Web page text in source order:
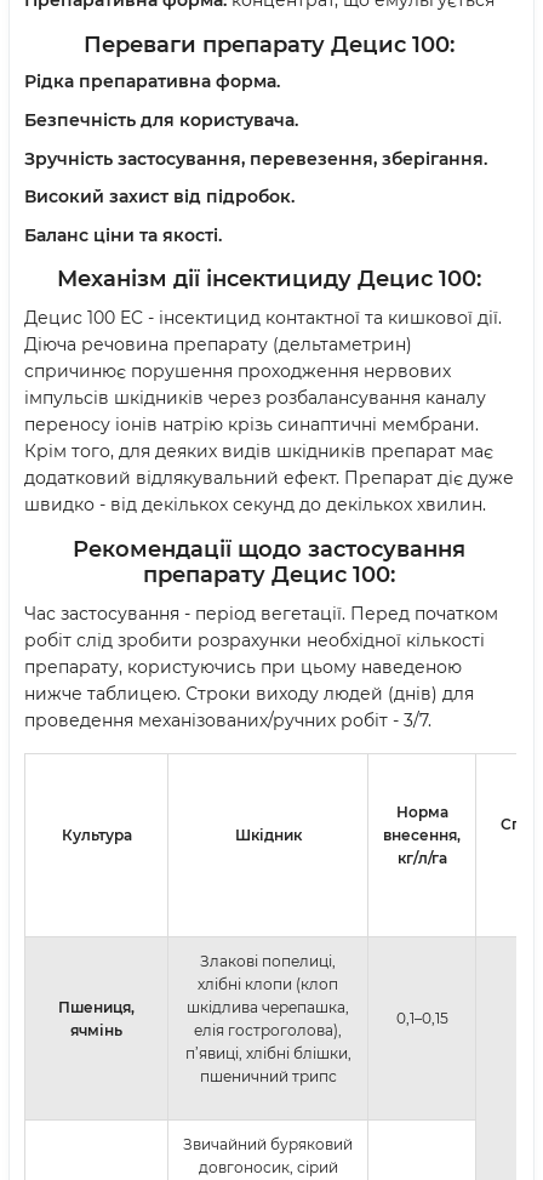
Переваги препарату Децис 100:
Рідка препаративна форма.
Безпечність для користувача.
Зручність застосування, перевезення, зберігання.
Високий захист від підробок.
Баланс ціни та якості.
Механізм дії інсектициду Децис 100:
Децис 100 EC - інсектицид контактної та кишкової дії.
Діюча речовина препарату (дельтаметрин)
спричинює порушення проходження нервових
імпульсів шкідників через розбалансування каналу
переносу іонів натрію крізь синаптичні мембрани.
Крім того, для деяких видів шкідників препарат має
додатковий відлякувальний ефект. Препарат діє дуже
швидко - від декількох секунд до декількох хвилин.
Рекомендації щодо застосування
препарату Децис 100:
Час застосування - період вегетації. Перед початком
робіт слід зробити розрахунки необхідної кількості
препарату, користуючись при цьому наведеною
нижче таблицею. Строки виходу людей (днів) для
проведення механізованих/ручних робіт - 3/7.
Культура Шкідник
Норма
внесення,
кг/л/га
Пшениця,
ячмінь
Злакові попелиці,
хлібні клопи (клоп
шкідлива черепашка,
елія гостроголова),
п’явиці, хлібні блішки,
пшеничний трипс
0,1–0,15
Звичайний буряковий
довгоносик, сірий